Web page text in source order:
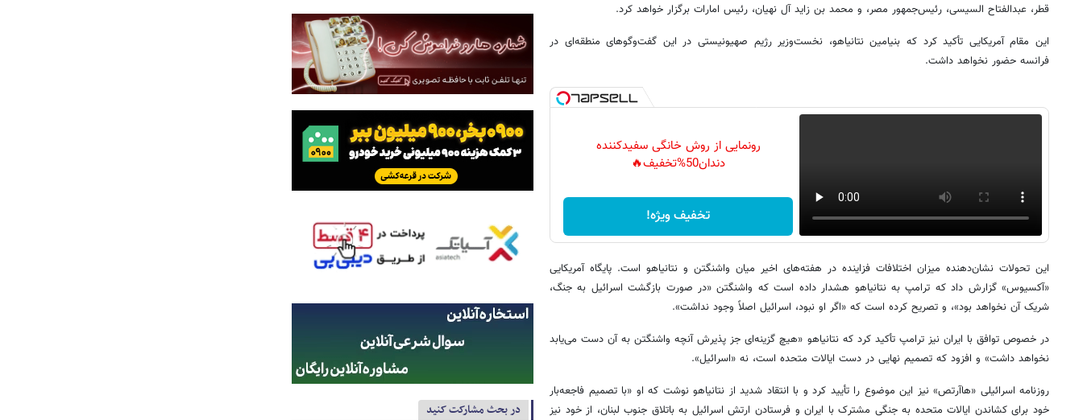
قطر، عبدالفتاح السیسی، رئیس‌جمهور مصر، و محمد بن زاید آل نهیان، رئیس امارات برگزار خواهد کرد.
این مقام آمریکایی تأکید کرد که بنیامین نتانیاهو، نخست‌وزیر رژیم صهیونیستی در این گفت‌وگوهای منطقه‌ای در
فرانسه حضور نخواهد داشت.
رونمایی از روش خانگی سفیدکننده
دندان50%تخفیف🔥
تخفیف ویژه!
این تحولات نشان‌دهنده میزان اختلافات فزاینده در هفته‌های اخیر میان واشنگتن و نتانیاهو است. پایگاه آمریکایی
«آکسیوس» گزارش داد که ترامپ به نتانیاهو هشدار داده است که واشنگتن «در صورت بازگشت اسرائیل به جنگ،
شریک آن نخواهد بود»، و تصریح کرده است که «اگر او نبود، اسرائیل اصلاً وجود نداشت».
در خصوص توافق با ایران نیز ترامپ تأکید کرد که نتانیاهو «هیچ گزینه‌ای جز پذیرش آنچه واشنگتن به آن دست می‌یابد
نخواهد داشت» و افزود که تصمیم نهایی در دست ایالات متحده است، نه «اسرائیل».
روزنامه اسرائیلی «هاآرتص» نیز این موضوع را تأیید کرد و با انتقاد شدید از نتانیاهو نوشت که او «با تصمیم فاجعه‌بار
خود برای کشاندن ایالات متحده به جنگی مشترک با ایران و فرستادن ارتش اسرائیل به باتلاق جنوب لبنان، از خود نیز
در بحث مشارکت کنید